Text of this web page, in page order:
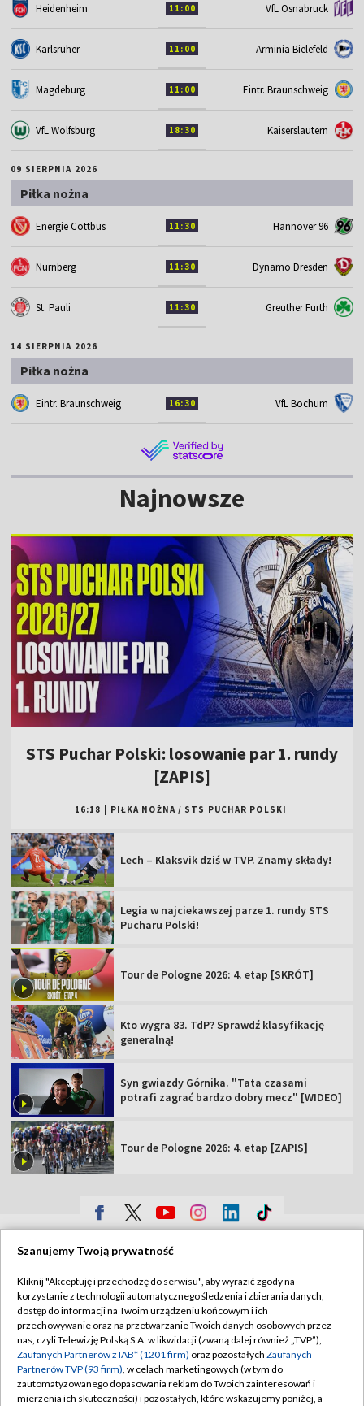
Heidenheim 11:00 VfL Osnabruck
Karlsruher 11:00 Arminia Bielefeld
Magdeburg 11:00 Eintr. Braunschweig
VfL Wolfsburg 18:30 Kaiserslautern
09 SIERPNIA 2026
Piłka nożna
Energie Cottbus 11:30 Hannover 96
Nurnberg 11:30 Dynamo Dresden
St. Pauli 11:30 Greuther Furth
14 SIERPNIA 2026
Piłka nożna
Eintr. Braunschweig 16:30 VfL Bochum
Najnowsze
STS Puchar Polski: losowanie par 1. rundy
[ZAPIS]
16:18 PIŁKA NOŻNA / STS PUCHAR POLSKI
Lech – Klaksvik dziś w TVP. Znamy składy!
Legia w najciekawszej parze 1. rundy STS
Pucharu Polski!
Tour de Pologne 2026: 4. etap [SKRÓT]
Kto wygra 83. TdP? Sprawdź klasyfikację
generalną!
Syn gwiazdy Górnika. "Tata czasami
potrafi zagrać bardzo dobry mecz" [WIDEO]
Tour de Pologne 2026: 4. etap [ZAPIS]
Sklep TVP
Biuro Reklamy
Oferta Handlowa
Telegazeta ogłoszenia
Emisja w TVP
Polityka prywatności
Moje zgody
Biuro reklamy
Kontakt
Szanujemy Twoją prywatność
Kliknij "Akceptuję i przechodzę do serwisu", aby wyrazić zgody na
korzystanie z technologii automatycznego śledzenia i zbierania danych,
dostęp do informacji na Twoim urządzeniu końcowym i ich
przechowywanie oraz na przetwarzanie Twoich danych osobowych przez
nas, czyli Telewizję Polską S.A. w likwidacji (zwaną dalej również „TVP”),
Zaufanych Partnerów z IAB* (1201 firm) oraz pozostałych Zaufanych
Partnerów TVP (93 firm), w celach marketingowych (w tym do
zautomatyzowanego dopasowania reklam do Twoich zainteresowań i
mierzenia ich skuteczności) i pozostałych, które wskazujemy poniżej, a